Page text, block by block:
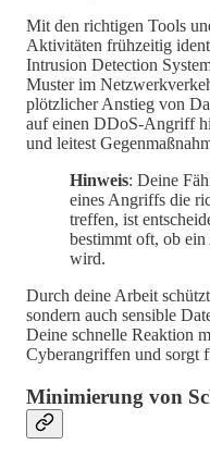
Mit den richtigen Tools
Aktivitäten frühzeitig
Intrusion Detection
Muster im
plötzlicher Anstieg von
auf einen DDoS-Angriff
und leitest
Hinweis: Deine
eines Angriffs die
treffen, ist
bestimmt oft, ob
wird.
Durch deine Arbeit
sondern auch sensible
Deine schnelle Reaktion
Cyberangriffen und sorgt
Minimierung von